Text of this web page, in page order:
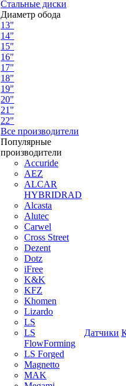
Стальные диски
Диаметр обода
13"
14"
15"
16"
17"
18"
19"
20"
21"
22"
Все производители
Популярные
производители
Accuride
AEZ
ALCAR
HYBRIDRAD
Alcasta
Alutec
Carwel
Cross Street
Dezent
Dotz
iFree
K&K
KFZ
Khomen
Lizardo
LS
LS
FlowForming
LS Forged
Magnetto
MAK
Датчики